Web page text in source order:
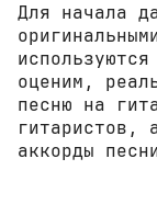
Для начала
оценим,
песню на
гитаристов,
аккорды